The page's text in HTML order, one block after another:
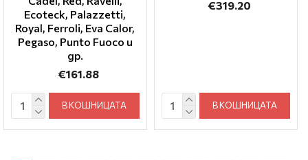
Ecoteck, Palazzetti,
Royal, Ferroli, Eva Calor,
Pegaso, Punto Fuoco и
др.
€161.88
В КОШНИЦАТА
€319.20
В КОШНИЦАТА